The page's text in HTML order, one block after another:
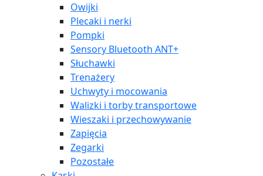
Owijki
Plecaki i nerki
Pompki
Sensory Bluetooth ANT+
Słuchawki
Trenażery
Uchwyty i mocowania
Walizki i torby transportowe
Wieszaki i przechowywanie
Zapięcia
Zegarki
Pozostałe